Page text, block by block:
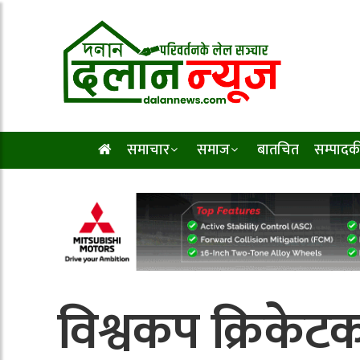
समाचार समाज बातचित
विश्वकप